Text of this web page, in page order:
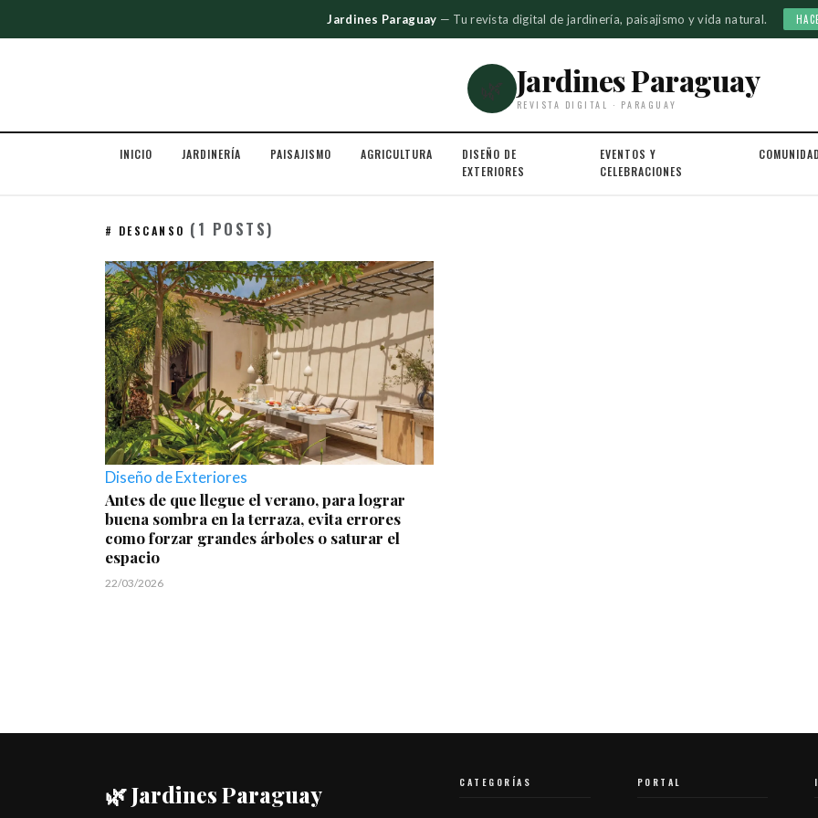
Jardines Paraguay — Tu revista digital de jardinería, paisajismo y vida natural.
🌿 Jardines Paraguay
REVISTA DIGITAL · PARAGUAY
INICIO JARDINERÍA PAISAJISMO AGRICULTURA
DISEÑO DE
EXTERIORES
EVENTOS Y
CELEBRACIONES
COMUNIDAD
# DESCANSO (1 POSTS)
Diseño de Exteriores
Antes de que llegue el verano, para lograr
buena sombra en la terraza, evita errores
como forzar grandes árboles o saturar el
espacio
22/03/2026
🌿 Jardines Paraguay CATEGORÍAS PORTAL